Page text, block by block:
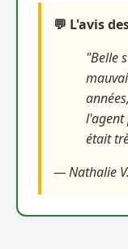
💬 L'avis
"Belle
l'agent
était
— Nathalie V.